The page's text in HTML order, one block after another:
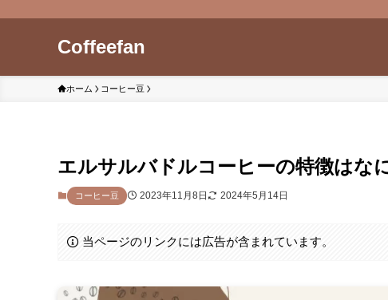
Coffeefan
ホーム コーヒー豆
エルサルバドルコーヒーの特徴はな
コーヒー豆 2023年11月8日 2024年5月14日
当ページのリンクには広告が含まれています。